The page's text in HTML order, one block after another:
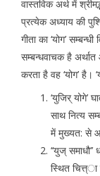
वास्तविक अर्थ में
प्रत्येक अध्याय की
गीता का ‘योग’
सम्बन्धवाचक है अर्थात
करता है वह ‘योग’
‘युजिर् योगे’
साथ नित्य
में मुख्यत: से
‘‘युज्
स्थित चित्त्ा